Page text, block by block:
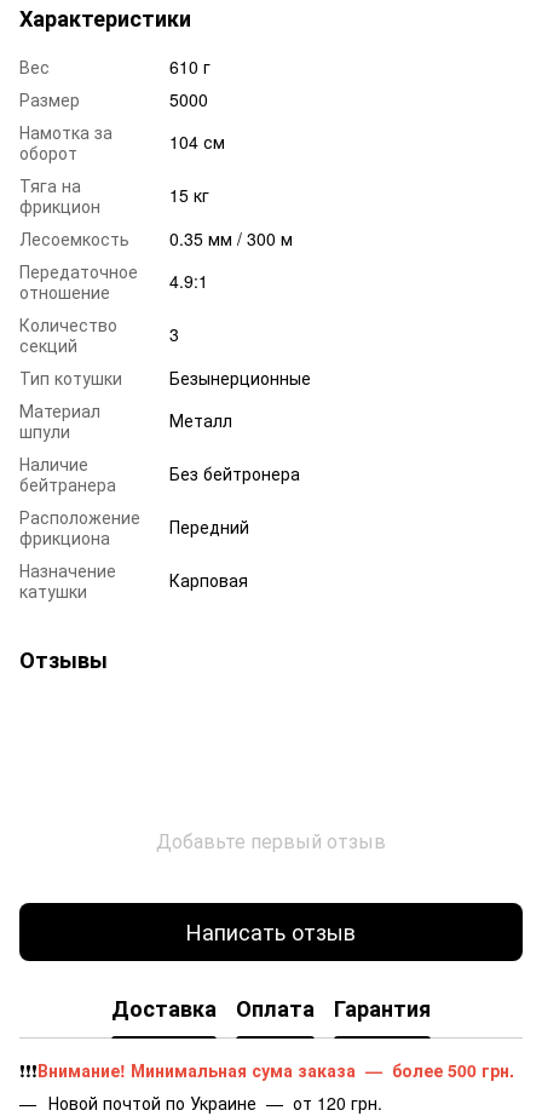
Характеристики
Вес
610 г
Размер
5000
Намотка за
оборот
104 см
Тяга на
фрикцион
15 кг
Лесоемкость
0.35 мм / 300 м
Передаточное
отношение
4.9:1
Количество
секций
3
Тип котушки
Безынерционные
Материал
шпули
Металл
Наличие
бейтранера
Без бейтронера
Расположение
фрикциона
Передний
Назначение
катушки
Карповая
Отзывы
Добавьте первый отзыв
Написать отзыв
Доставка Оплата Гарантия
❗️❗️❗️Внимание! Минимальная сума заказа — более 500 грн.
​​​​​Новой почтой по Украине — от 120 грн.